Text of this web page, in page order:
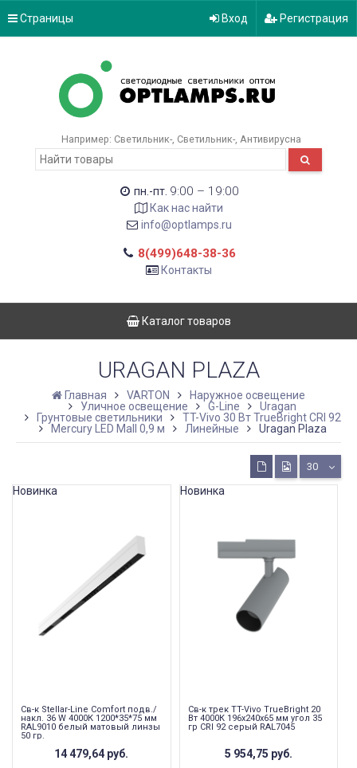
Страницы Вход Регистрация
Например: Светильник- Светильник- Антивирусна
пн.-пт. 9:00 – 19:00
Как нас найти
info@optlamps.ru
8(499)648-38-36
Контакты
Каталог товаров
URAGAN PLAZA
Главная VARTON
Наружное освещение
Уличное освещение
G-Line
Uragan
Грунтовые светильники
TT-Vivo 30 Вт TrueBright CRI 92
Mercury LED Mall 0,9 м
Линейные Uragan Plaza
30
Св-к Stellar-Line Сomfort подв./
накл. 36 W 4000К 1200*35*75 мм
RAL9010 белый матовый линзы
50 гр.
14 479,64 руб.
Новинка
Св-к трек TT-Vivo TrueBright 20
Вт 4000К 196х240х65 мм угол 35
гр CRI 92 серый RAL7045
5 954,75 руб.
Новинка